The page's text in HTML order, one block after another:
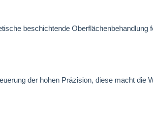
beschichtende
der hohen Präzision, diese macht